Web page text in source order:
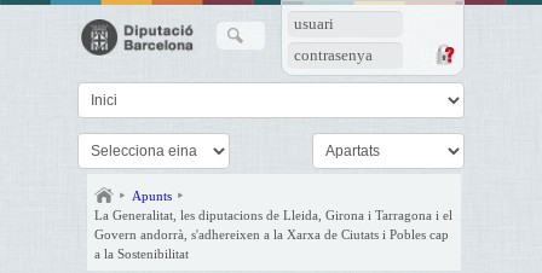
usuari
contrasenya
Apunts
La Generalitat, les diputacions de Lleida, Girona i Tarragona i el
Govern andorrà, s'adhereixen a la Xarxa de Ciutats i Pobles cap
a la Sostenibilitat